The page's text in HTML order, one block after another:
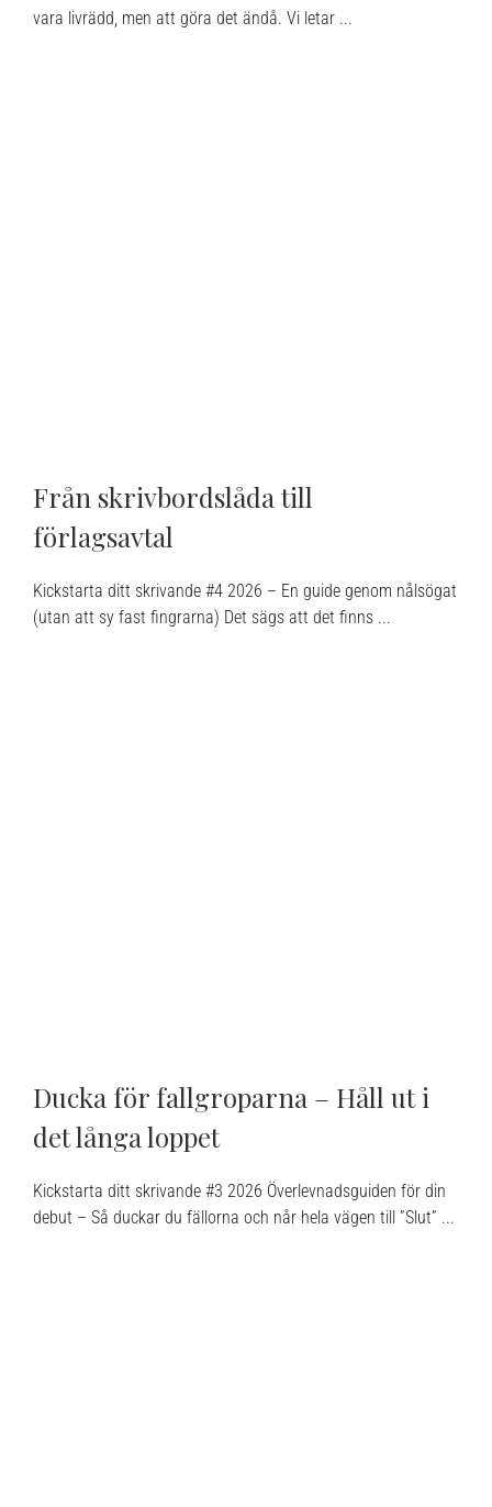
vara livrädd, men att göra det ändå. Vi letar ...
Från skrivbordslåda till
förlagsavtal
Kickstarta ditt skrivande #4 2026 – En guide genom nålsögat
(utan att sy fast fingrarna) Det sägs att det finns ...
Ducka för fallgroparna – Håll ut i
det långa loppet
Kickstarta ditt skrivande #3 2026 Överlevnadsguiden för din
debut – Så duckar du fällorna och når hela vägen till ”Slut” ...